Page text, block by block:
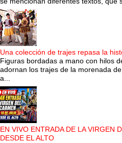
Una colección de trajes repasa la
Figuras bordadas a mano con hilos
adornan los trajes de la morenada
a...
EN VIVO ENTRADA DE LA VIRGEN
DESDE EL ALTO